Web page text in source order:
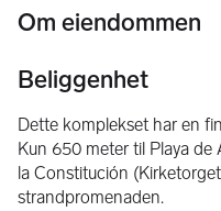
Om eiendommen
Beliggenhet
Dette komplekset har en
Kun 650 meter til Playa de
la Constitución
strandpromenaden.